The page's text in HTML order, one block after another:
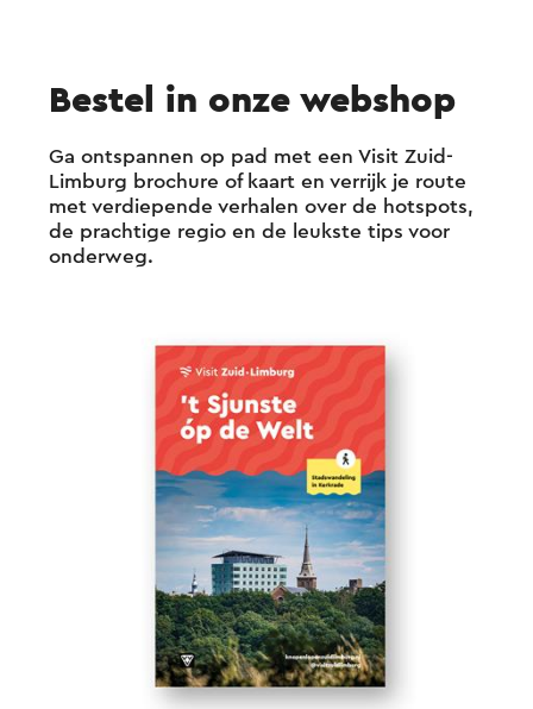
Bestel in onze webshop
Ga ontspannen op pad met een Visit Zuid-
Limburg brochure of kaart en verrijk je route
met verdiepende verhalen over de hotspots,
de prachtige regio en de leukste tips voor
onderweg.